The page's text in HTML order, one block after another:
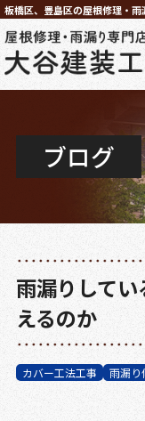
板橋区、豊島区の屋根修理・雨
ブログ
雨漏りして
えるのか
カバー工法工事 雨漏り